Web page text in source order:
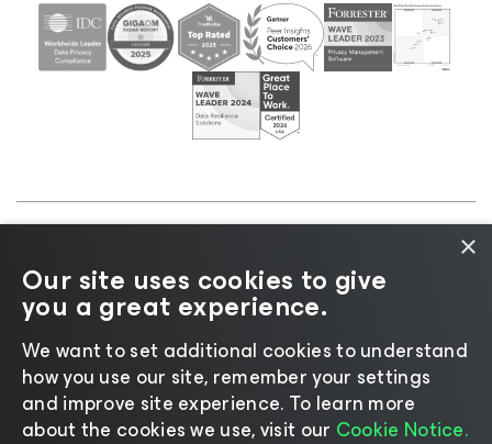
Aviso de cookies|Legal|Política de licencias
Recursos para proveedores
Cambiar idioma
×
Our site uses cookies to give
you a great experience.
We want to set additional cookies to understand
how you use our site, remember your settings
and improve site experience. ​To learn more
about the cookies we use, visit our Cookie Notice.